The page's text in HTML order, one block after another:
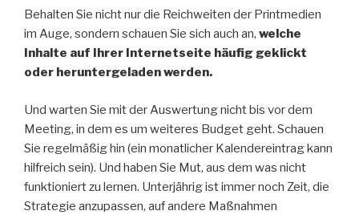
Behalten Sie nicht nur die Reichweiten der Printmedien
im Auge, sondern schauen Sie sich auch an, welche
Inhalte auf Ihrer Internetseite häufig geklickt
oder heruntergeladen werden.
Und warten Sie mit der Auswertung nicht bis vor dem
Meeting, in dem es um weiteres Budget geht. Schauen
Sie regelmäßig hin (ein monatlicher Kalendereintrag kann
hilfreich sein). Und haben Sie Mut, aus dem was nicht
funktioniert zu lernen. Unterjährig ist immer noch Zeit, die
Strategie anzupassen, auf andere Maßnahmen